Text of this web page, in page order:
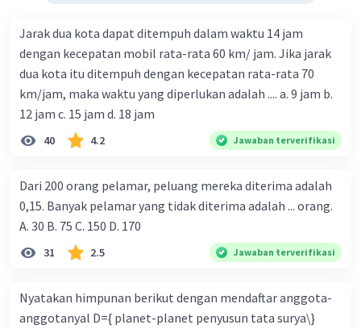
Jarak dua kota dapat ditempuh dalam waktu 14 jam
dengan kecepatan mobil rata-rata 60 km/ jam. Jika jarak
dua kota itu ditempuh dengan kecepatan rata-rata 70
km/jam, maka waktu yang diperlukan adalah .... a. 9 jam b.
12 jam c. 15 jam d. 18 jam
40 4.2 Jawaban terverifikasi
Dari 200 orang pelamar, peluang mereka diterima adalah
0,15. Banyak pelamar yang tidak diterima adalah ... orang.
A. 30 B. 75 C. 150 D. 170
31 2.5 Jawaban terverifikasi
Nyatakan himpunan berikut dengan mendaftar anggota-
anggotanyal D={ planet-planet penyusun tata surya\}